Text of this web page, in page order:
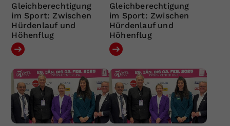
Gleichberechtigung
im Sport: Zwischen
Hürdenlauf und
Höhenflug
Gleichberechtigung
im Sport: Zwischen
Hürdenlauf und
Höhenflug